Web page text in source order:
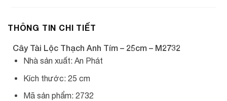
THÔNG TIN CHI TIẾT
Cây Tài Lộc Thạch Anh Tím – 25cm – M2732
Nhà sản xuất: An Phát
Kích thước: 25 cm
Mã sản phẩm: 2732